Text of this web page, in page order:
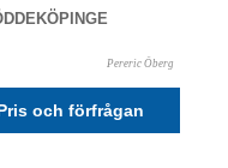
Pereric Öberg
och förfrågan